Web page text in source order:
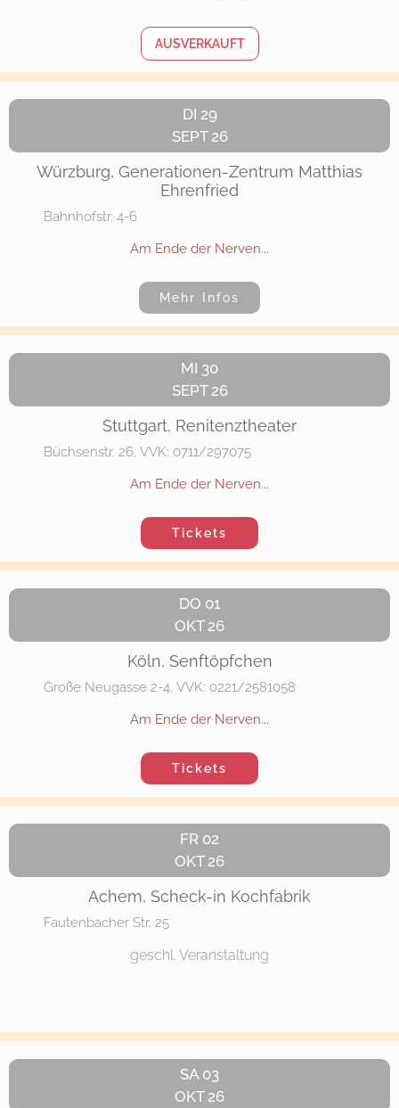
AUSVERKAUFT
DI 29
SEPT 26
Würzburg, Generationen-Zentrum Matthias
Ehrenfried
Bahnhofstr. 4-6
Am Ende der Nerven...
Mehr Infos
MI 30
SEPT 26
Stuttgart, Renitenztheater
Büchsenstr. 26, VVK: 0711/297075
Am Ende der Nerven...
Tickets
DO 01
OKT 26
Köln, Senftöpfchen
Große Neugasse 2-4, VVK: 0221/2581058
Am Ende der Nerven...
Tickets
FR 02
OKT 26
Achem, Scheck-in Kochfabrik
Fautenbacher Str. 25
geschl. Veranstaltung
SA 03
OKT 26